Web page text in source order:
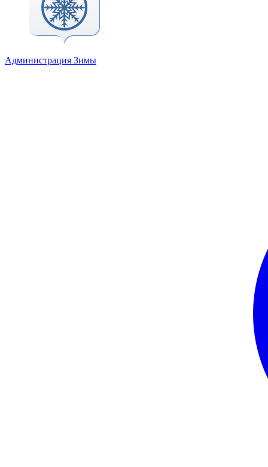
Администрация Зимы